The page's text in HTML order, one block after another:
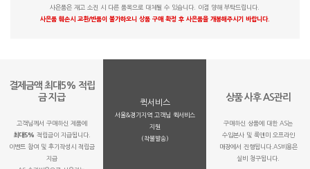
사은품은 재고 소진 시 다른 품목으로 대체될 수 있습니다. 이점 양해 부탁드립니다.
사은품 훼손시 교환/반품이 불가하오니 상품 구매 확정 후 사은품을 개봉해주시기 바랍니다.
결제금액 최대5% 적립
금 지급
고객님께서 구매하신 제품에
최대5% 적립금이 지급됩니다.
이벤트 참여 및 후기작성시 적립금
지급
퀵서비스
서울&경기지역 고객님 퀵서비스
지원
(착불발송)
상품 사후 AS관리
구매하신 상품에 대한 AS는
수입본사 및 룩앤미 오프라인
매장에서 진행됩니다.AS비용은
실비 청구됩니다.